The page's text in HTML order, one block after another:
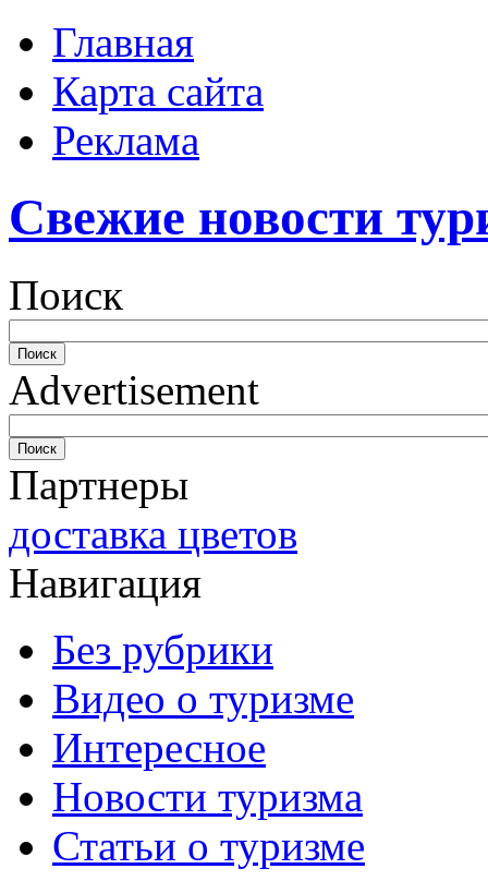
Главная
Карта сайта
Реклама
Свежие новости
Поиск
Advertisement
Партнеры
доставка цветов
Навигация
Без рубрики
Видео о туризме
Интересное
Новости туризма
Статьи о туризме